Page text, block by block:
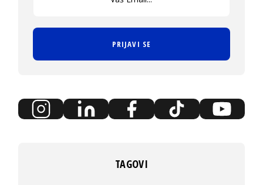
PRIJAVI SE
TAGOVI